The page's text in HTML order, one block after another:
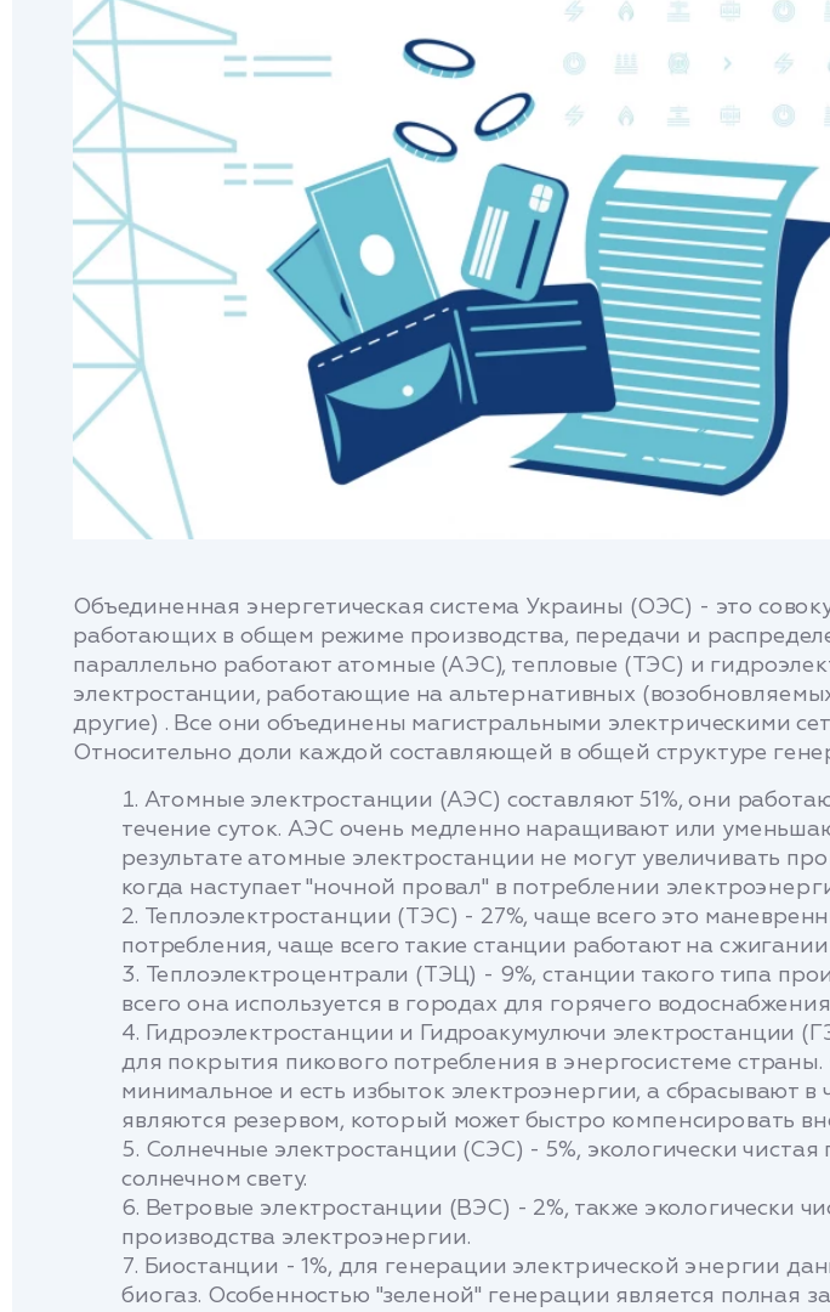
Объединенная энергетическая система Украины (ОЭС) - это
работающих в общем режиме производства, передачи и
параллельно работают атомные (АЭС), тепловые (ТЭС) и
электростанции, работающие на альтернативных
другие) . Все они объединены магистральными электрическими
Относительно доли каждой составляющей в общей структуре
Атомные электростанции (АЭС) составляют 51%, они
течение суток. АЭС очень медленно наращивают или
результате атомные электростанции не могут увеличивать
когда наступает "ночной провал" в потреблении
Теплоэлектростанции (ТЭС) - 27%, чаще всего это
потребления, чаще всего такие станции работают на сжигании
Теплоэлектроцентрали (ТЭЦ) - 9%, станции такого типа
всего она используется в городах для горячего
Гидроэлектростанции и Гидроакумулючи электростанции
для покрытия пикового потребления в энергосистеме
минимальное и есть избыток электроэнергии, а сбрасывают
являются резервом, который может быстро компенсировать
Солнечные электростанции (СЭС) - 5%, экологически
солнечном свету.
Ветровые электростанции (ВЭС) - 2%, также экологически
производства электроэнергии.
Биостанции - 1%, для генерации электрической энергии
биогаз. Особенностью "зеленой" генерации является полная